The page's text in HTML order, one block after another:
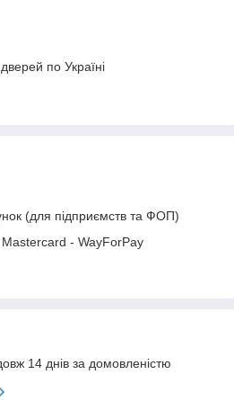
по Україні
(для підприємств та ФОП)
- WayForPay
14 днів за домовленістю